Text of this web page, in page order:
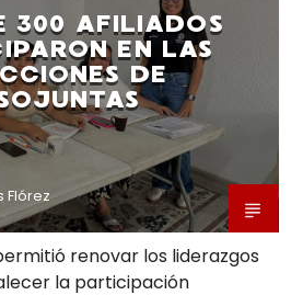
300 AFILIADOS
EN LAS
DE
Flórez
renovar los liderazgos
la participación